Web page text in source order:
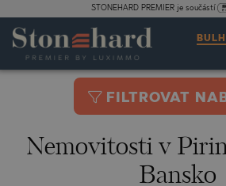
STONEHARD PREMIER je součástí
FILTROVAT
Nemovitosti v
Bansko